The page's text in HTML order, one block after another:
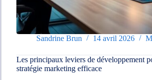
Sandrine Brun 14 avril 2026
Les principaux leviers de développement
stratégie marketing efficace